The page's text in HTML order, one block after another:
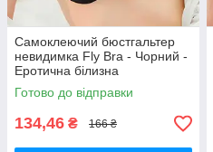
Самоклеючий бюстгальтер
невидимка Fly Bra - Чорний -
Еротична білизна
Готово до відправки
134,46 ₴ 166 ₴